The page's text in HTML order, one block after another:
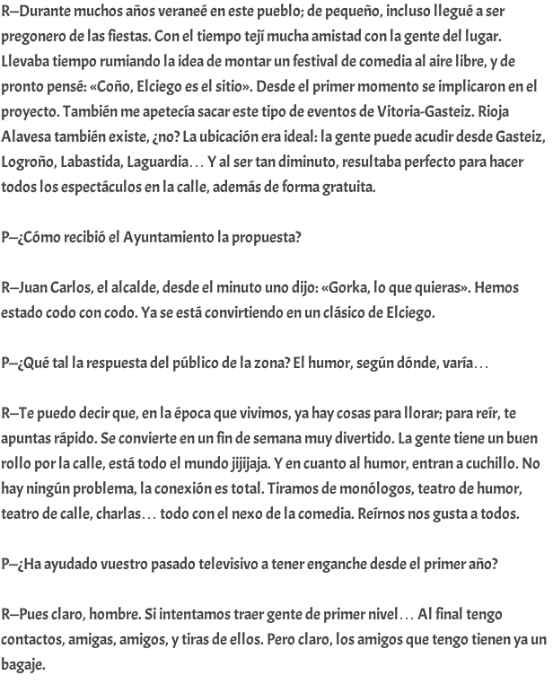
R—Durante muchos años veraneé en este pueblo; de pequeño, incluso llegué a ser
pregonero de las fiestas. Con el tiempo tejí mucha amistad con la gente del lugar.
Llevaba tiempo rumiando la idea de montar un festival de comedia al aire libre, y de
pronto pensé: «Coño, Elciego es el sitio». Desde el primer momento se implicaron en el
proyecto. También me apetecía sacar este tipo de eventos de Vitoria-Gasteiz. Rioja
Alavesa también existe, ¿no? La ubicación era ideal: la gente puede acudir desde Gasteiz,
Logroño, Labastida, Laguardia… Y al ser tan diminuto, resultaba perfecto para hacer
todos los espectáculos en la calle, además de forma gratuita.
P—¿Cómo recibió el Ayuntamiento la propuesta?
R—Juan Carlos, el alcalde, desde el minuto uno dijo: «Gorka, lo que quieras». Hemos
estado codo con codo. Ya se está convirtiendo en un clásico de Elciego.
P—¿Qué tal la respuesta del público de la zona? El humor, según dónde, varía…
R—Te puedo decir que, en la época que vivimos, ya hay cosas para llorar; para reír, te
apuntas rápido. Se convierte en un fin de semana muy divertido. La gente tiene un buen
rollo por la calle, está todo el mundo jijijaja. Y en cuanto al humor, entran a cuchillo. No
hay ningún problema, la conexión es total. Tiramos de monólogos, teatro de humor,
teatro de calle, charlas… todo con el nexo de la comedia. Reírnos nos gusta a todos.
P—¿Ha ayudado vuestro pasado televisivo a tener enganche desde el primer año?
R—Pues claro, hombre. Si intentamos traer gente de primer nivel… Al final tengo
contactos, amigas, amigos, y tiras de ellos. Pero claro, los amigos que tengo tienen ya un
bagaje.